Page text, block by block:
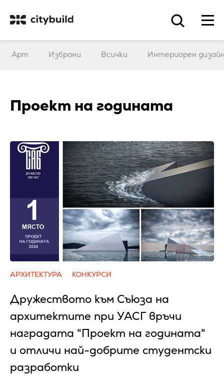
Арт Избрани Всички Интериорен
Проект на годината
АРХИТЕКТУРА КОНКУРСИ
Дружеството към Съюза на
архитектите при УАСГ връчи
наградата "Проект на годината"
и отличи най-добрите студентски
разработки